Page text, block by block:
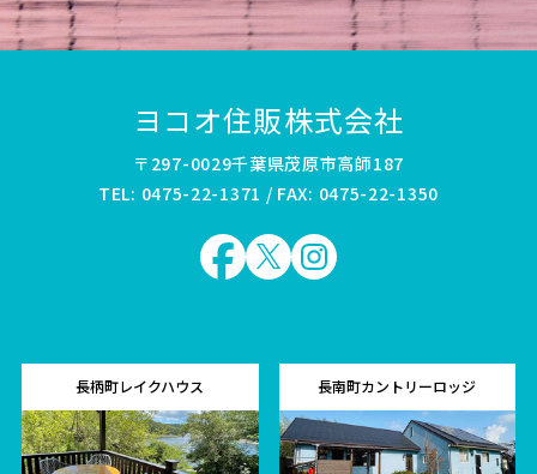
ヨコオ住販株式会社
〒297-0029千葉県茂原市高師187
TEL: 0475-22-1371 / FAX: 0475-22-1350
長柄町レイクハウス 長南町カントリーロッジ